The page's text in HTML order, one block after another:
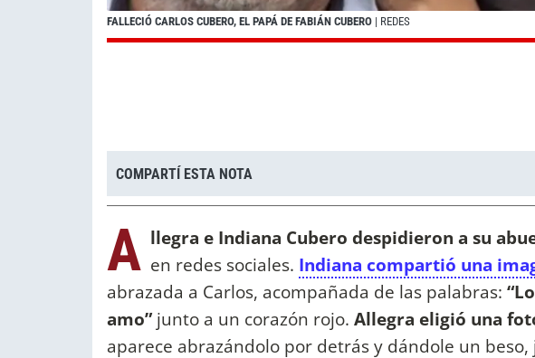
FALLECIÓ CARLOS CUBERO, EL PAPÁ DE FABIÁN CUBERO | REDES
COMPARTÍ ESTA NOTA
A llegra e Indiana Cubero despidieron a su
en redes sociales. Indiana compartió una
abrazada a Carlos, acompañada de las palabras:
amo”junto a un corazón rojo. Allegra eligió una
aparece abrazándolo por detrás y dándole un